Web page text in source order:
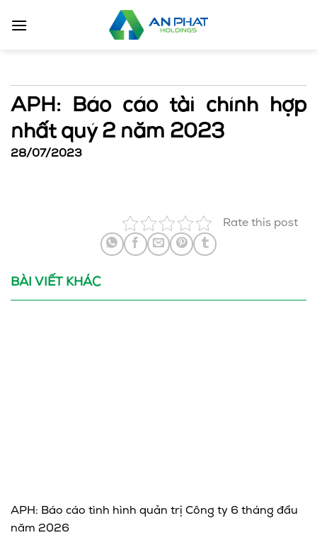
qua
APH: Báo cáo tài chính hợp
nhất quý 2 năm 2023
28/07/2023
Rate this post
BÀI VIẾT KHÁC
APH: Báo cáo tình hình quản trị Công ty 6 tháng đầu
năm 2026